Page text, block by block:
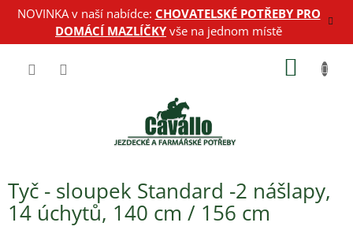
PřejítNOVINKA v naší nabídce: CHOVATELSKÉ POTŘEBY PRO
DOMÁCÍ MAZLÍČKYvše na jednom místě
Tyč - sloupek Standard -2 nášlapy,
14 úchytů, 140 cm / 156 cm